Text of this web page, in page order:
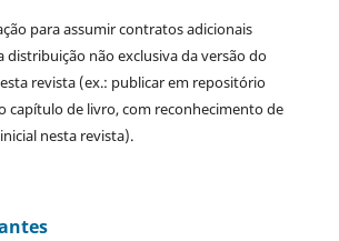
para assumir contratos adicionais
distribuição não exclusiva da versão do
revista (ex.: publicar em repositório
capítulo de livro, com reconhecimento de
nesta revista).